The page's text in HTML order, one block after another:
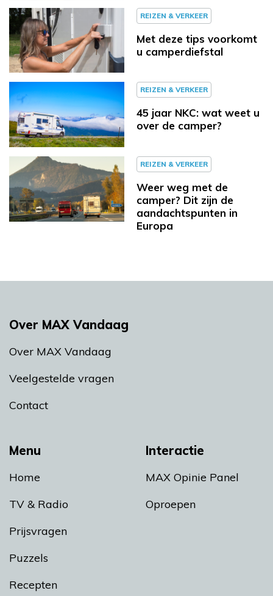
REIZEN & VERKEER
Met deze tips voorkomt
u camperdiefstal
REIZEN & VERKEER
45 jaar NKC: wat weet u
over de camper?
REIZEN & VERKEER
Weer weg met de
camper? Dit zijn de
aandachtspunten in
Europa
Menu
Home
TV & Radio
Prijsvragen
Puzzels
Recepten
Interactie
MAX Opinie Panel
Oproepen
Over MAX Vandaag
Over MAX Vandaag
Veelgestelde vragen
Contact